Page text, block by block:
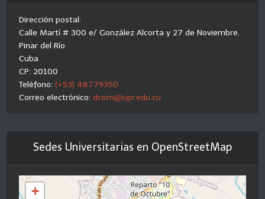
Dirección postal:
Calle Martí # 300 e/ González Alcorta y 27 de Noviembre.
Pinar del Río
Cuba
CP: 20100
Teléfono:(+53) 48779350
Correo electrónico:dcom@upr.edu.cu
Sedes Universitarias en OpenStreetMap
+